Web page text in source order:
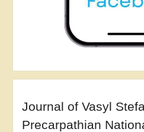
Journal of Vasyl
Precarpathian